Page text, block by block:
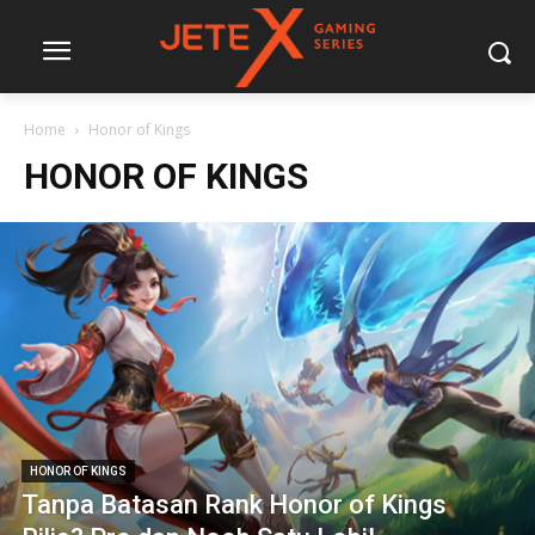
Home Honor of Kings
HONOR OF KINGS
HONOR OF KINGS
Tanpa Batasan Rank Honor of Kings